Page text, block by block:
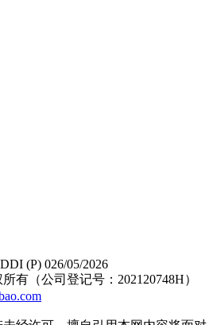
(P) 026/05/2026
有（公司登记号：202120748H）